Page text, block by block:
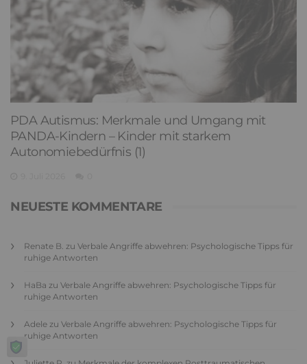
PDA Autismus: Merkmale und Umgang mit
PANDA-Kindern – Kinder mit starkem
Autonomiebedürfnis (1)
NEUESTE KOMMENTARE
Renate B. zu Verbale Angriffe abwehren: Psychologische Tipps für
ruhige Antworten
HaBa zu Verbale Angriffe abwehren: Psychologische Tipps für
ruhige Antworten
Adele zu Verbale Angriffe abwehren: Psychologische Tipps für
ruhige Antworten